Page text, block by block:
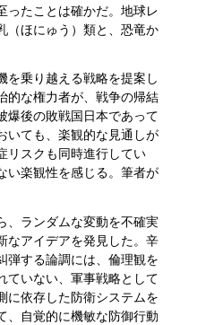
ったことは確かだ。地球レ
（ほにゅう）類と、恐竜か
を乗り越える戦略を提案し
的な権力者が、戦争の帰結
爆後の敗戦国日本であって
いても、楽観的な見通しが
リスクも同時進行してい
い楽観性を感じる。筆者が
、ランダムな変動を不確実
なアイデアを発見した。辛
弾する論調には、倫理観を
ていない、軍事戦略として
に依存した防衛システムを
、自覚的に機敏な防御行動